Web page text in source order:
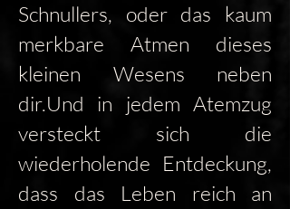
Schnullers, oder das kaum
merkbare Atmen dieses
kleinen Wesens neben
dir.Und in jedem Atemzug
versteckt sich die
wiederholende Entdeckung,
dass das Leben reich an